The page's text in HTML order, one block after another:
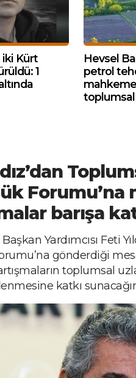
iki Kürt
1
Hevsel
petrol
toplumsal
Forumu’na
barışa
Yardımcısı Feti
gönderdiği
toplumsal
katkı